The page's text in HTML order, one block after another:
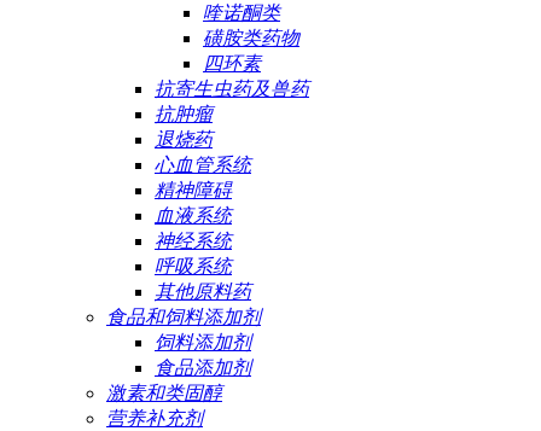
喹诺酮类
磺胺类药物
四环素
抗寄生虫药及兽药
抗肿瘤
退烧药
心血管系统
精神障碍
血液系统
神经系统
呼吸系统
其他原料药
食品和饲料添加剂
饲料添加剂
食品添加剂
激素和类固醇
营养补充剂